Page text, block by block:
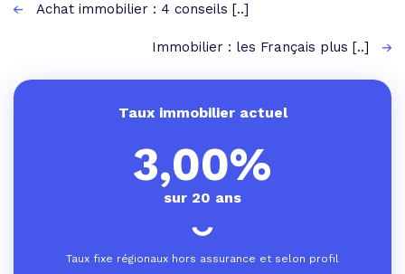
Achat immobilier : 4 conseils [..]
Immobilier : les Français plus [..]
Taux immobilier actuel
3,00%
sur 20 ans
Taux fixe régionaux hors assurance et selon profil